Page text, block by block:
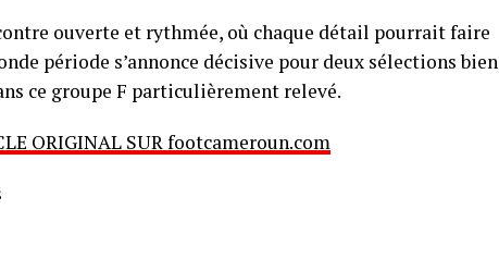
ouverte et rythmée, où chaque détail pourrait faire
période s’annonce décisive pour deux sélections bien
ce groupe F particulièrement relevé.
ORIGINAL SUR footcameroun.com